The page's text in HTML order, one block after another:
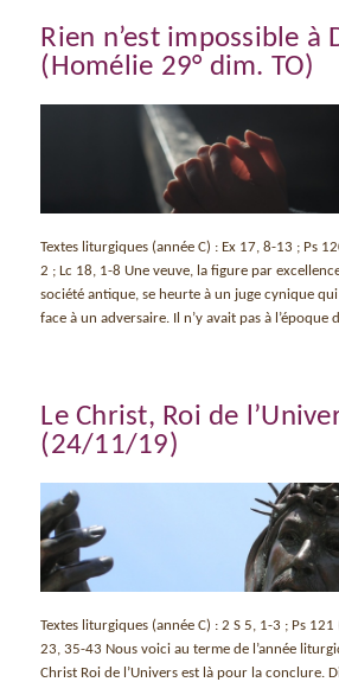
Rien n’est impossible à
(Homélie 29° dim. TO)
Textes liturgiques (année C) : Ex 17, 8-13 ; Ps
2 ; Lc 18, 1-8 Une veuve, la figure par
société antique, se heurte à un juge cynique
face à un adversaire. Il n’y avait pas à
Le Christ, Roi de
(24/11/19)
Textes liturgiques (année C) : 2 S 5, 1-3 ; Ps
23, 35-43 Nous voici au terme de l’année
Christ Roi de l’Univers est là pour la conclure.